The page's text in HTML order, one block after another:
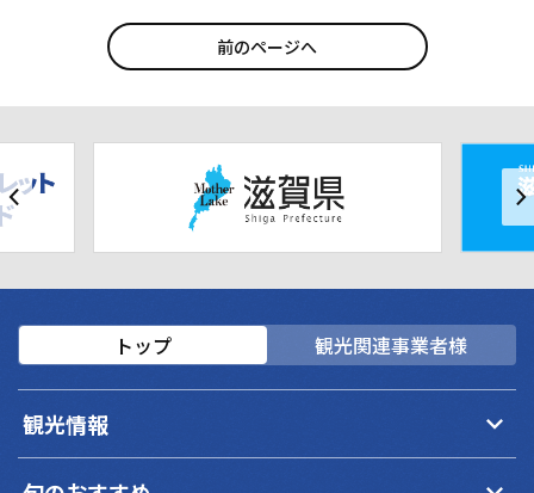
前のページへ
トップ 観光関連事業者様
観光情報 keyboard_arrow_down